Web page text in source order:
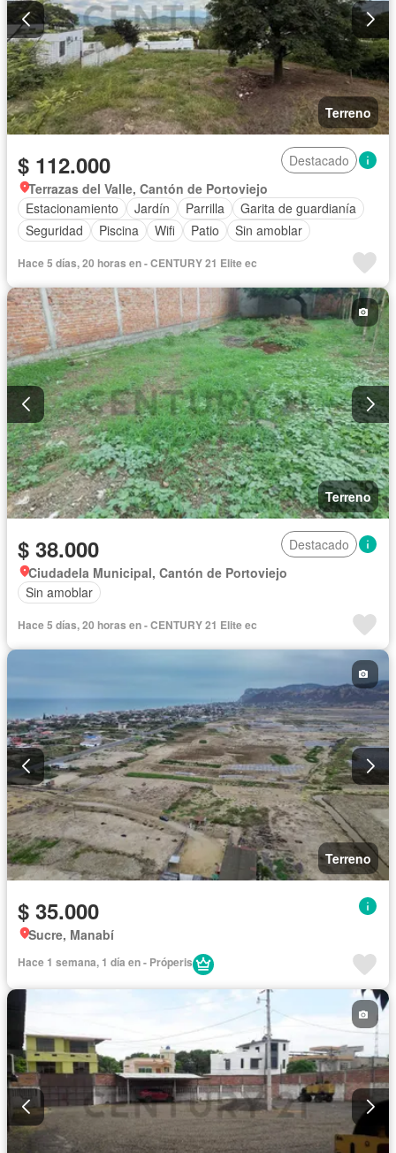
Terreno
$ 112.000
Destacado
Terrazas del Valle, Cantón de Portoviejo
Estacionamiento
Jardín Parrilla
Garita de guardianía
Seguridad
Piscina Wifi Patio Sin amoblar
Hace 5 días, 20 horas en - CENTURY 21 Elite ec
Terreno
$ 38.000
Destacado
Ciudadela Municipal, Cantón de Portoviejo
Sin amoblar
Hace 5 días, 20 horas en - CENTURY 21 Elite ec
Terreno
$ 35.000
Sucre, Manabí
Hace 1 semana, 1 día en - Próperis